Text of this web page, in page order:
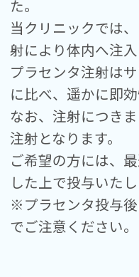
た。
当クリニックでは
射により体内へ注入
プラセンタ注射は
に比べ、遥かに即
なお、注射につき
注射となります。
ご希望の方には、
した上で投与いたし
※プラセンタ投与
でご注意ください。